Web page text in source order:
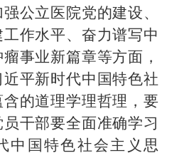
公立医院党的建设、
作水平、奋力谱写中
事业新篇章等方面，
平新时代中国特色社
含的道理学理哲理 ，要
干部要全面准确学习
中国特色社会主义思